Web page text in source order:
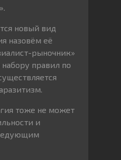
новый вид
назовём её
рыночник»
правил по
тоже не может
и